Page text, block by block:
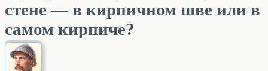
стене — в кирпичном шве или в
самом кирпиче?